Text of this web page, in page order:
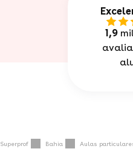
1,9
Superprof Bahia Aulas